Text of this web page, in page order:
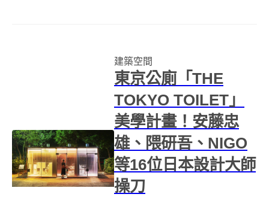
「不存在」的女性。...
建築空間
東京公廁「THE
TOKYO TOILET」
美學計畫！安藤忠
雄、隈研吾、NIGO
等16位日本設計大師
操刀